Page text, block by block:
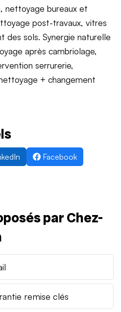
nettoyage bureaux et
post-travaux, vitres
des sols. Synergie naturelle
après cambriolage,
serrurerie,
+ changement
Facebook
par Chez-
remise clés